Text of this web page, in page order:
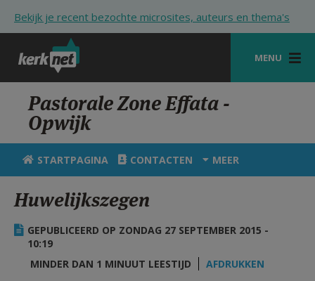
Bekijk je recent bezochte microsites, auteurs en thema's
MENU
STARTPAGINA
KERK
VIERINGEN
ZOEKEN
HULP
STARTPAGINA PORTAAL
Pastorale Zone Effata -
Opwijk
STARTPAGINA CONTACTEN MEER
Huwelijkszegen
GEPUBLICEERD OP ZONDAG 27 SEPTEMBER 2015 -
10:19
MINDER DAN 1 MINUUT LEESTIJD
AFDRUKKEN